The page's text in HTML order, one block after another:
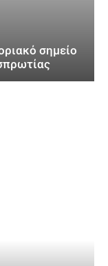
σημείο